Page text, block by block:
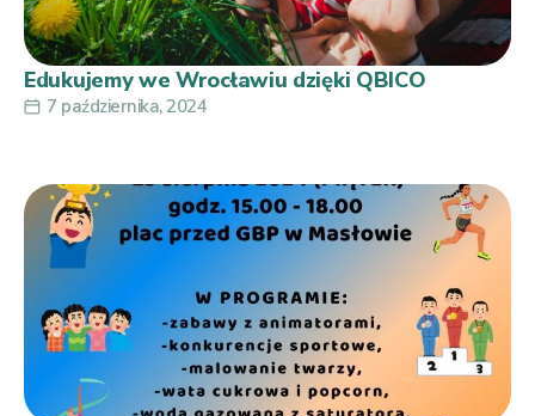
Edukujemy we Wrocławiu dzięki QBICO
7 października, 2024